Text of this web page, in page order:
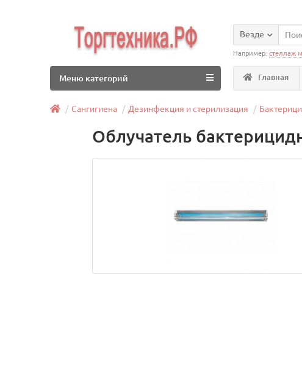
Везде
Например:стеллаж
Главная
Меню категорий
Сангигиена Дезинфекция и стерилизация
Облучатель